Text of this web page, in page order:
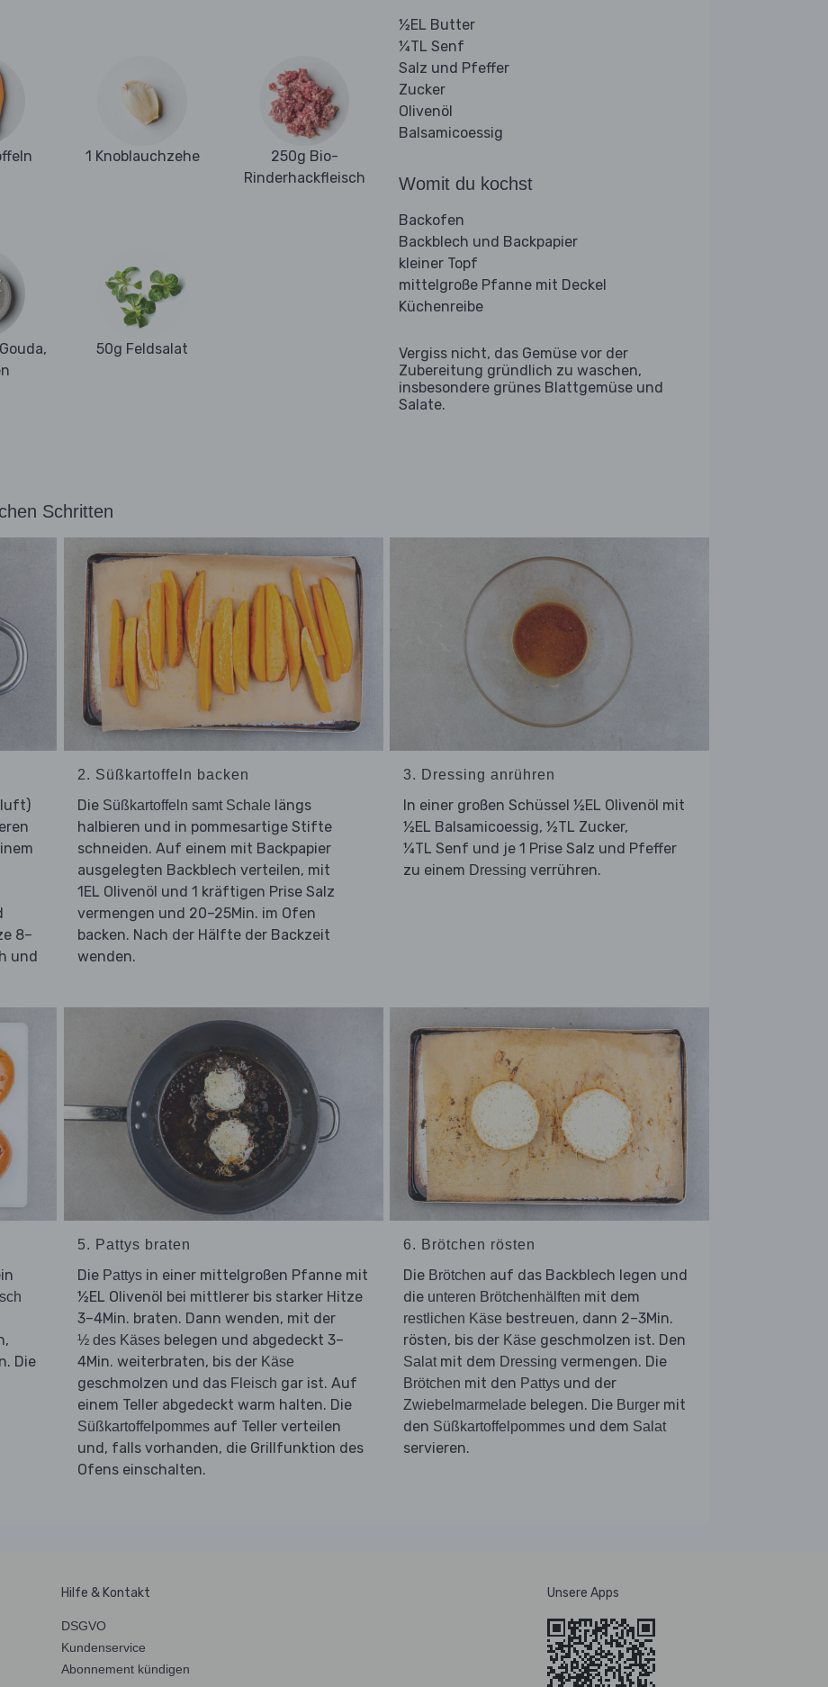
1 Knoblauchzehe
250g Bio-
Rinderhackfleisch
50g Feldsalat
½EL Butter
¼TL Senf
Salz und Pfeffer
Zucker
Olivenöl
Balsamicoessig
Womit du kochst
Backofen
Backblech und Backpapier
kleiner Topf
mittelgroße Pfanne mit Deckel
Küchenreibe
Vergiss nicht, das Gemüse vor der
Zubereitung gründlich zu waschen,
insbesondere grünes Blattgemüse und
Salate.
Schritten
8–
und
2. Süßkartoffeln backen
Die Süßkartoffeln samt Schale längs
halbieren und in pommesartige Stifte
schneiden. Auf einem mit Backpapier
ausgelegten Backblech verteilen, mit
1EL Olivenöl und 1 kräftigen Prise Salz
vermengen und 20–25Min. im Ofen
backen. Nach der Hälfte der Backzeit
wenden.
3. Dressing anrühren
In einer großen Schüssel ½EL Olivenöl mit
½EL Balsamicoessig, ½TL Zucker,
¼TL Senf und je 1 Prise Salz und Pfeffer
zu einem Dressing verrühren.
Die
5. Pattys braten
Die Pattysin einer mittelgroßen Pfanne mit
½EL Olivenöl bei mittlerer bis starker Hitze
3–4Min. braten. Dann wenden, mit der
½ des Käsesbelegen und abgedeckt 3–
4Min. weiterbraten, bis der Käse
geschmolzen und das Fleisch gar ist. Auf
einem Teller abgedeckt warm halten. Die
Süßkartoffelpommesauf Teller verteilen
und, falls vorhanden, die Grillfunktion des
Ofens einschalten.
6. Brötchen rösten
Die Brötchen auf das Backblech legen und
die unteren Brötchenhälften mit dem
restlichen Käse bestreuen, dann 2–3Min.
rösten, bis der Käse geschmolzen ist. Den
Salat mit dem Dressing vermengen. Die
Brötchen mit den Pattys und der
Zwiebelmarmelade belegen. Die Burger mit
den Süßkartoffelpommes und dem Salat
servieren.
Hilfe & Kontakt
DSGVO
Kundenservice
Abonnement kündigen
Unsere Apps